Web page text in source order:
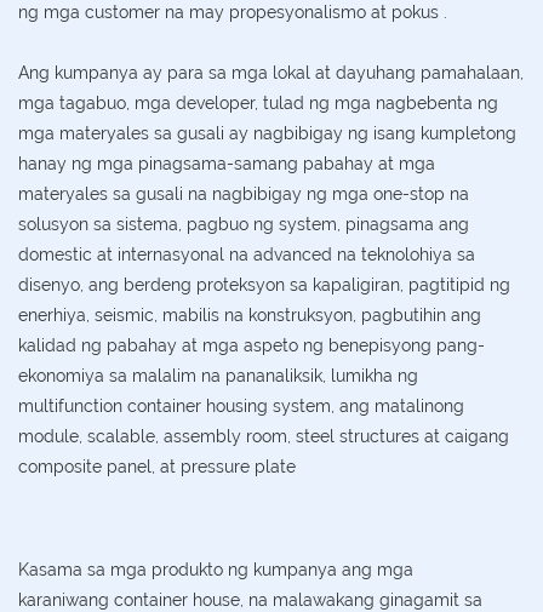
ng mga customer na may propesyonalismo at pokus .
Ang kumpanya ay para sa mga lokal at dayuhang pamahalaan,
mga tagabuo, mga developer, tulad ng mga nagbebenta ng
mga materyales sa gusali ay nagbibigay ng isang kumpletong
hanay ng mga pinagsama-samang pabahay at mga
materyales sa gusali na nagbibigay ng mga one-stop na
solusyon sa sistema, pagbuo ng system, pinagsama ang
domestic at internasyonal na advanced na teknolohiya sa
disenyo, ang berdeng proteksyon sa kapaligiran, pagtitipid ng
enerhiya, seismic, mabilis na konstruksyon, pagbutihin ang
kalidad ng pabahay at mga aspeto ng benepisyong pang-
ekonomiya sa malalim na pananaliksik, lumikha ng
multifunction container housing system, ang matalinong
module, scalable, assembly room, steel structures at caigang
composite panel, at pressure plate
Kasama sa mga produkto ng kumpanya ang mga
karaniwang container house, na malawakang ginagamit sa